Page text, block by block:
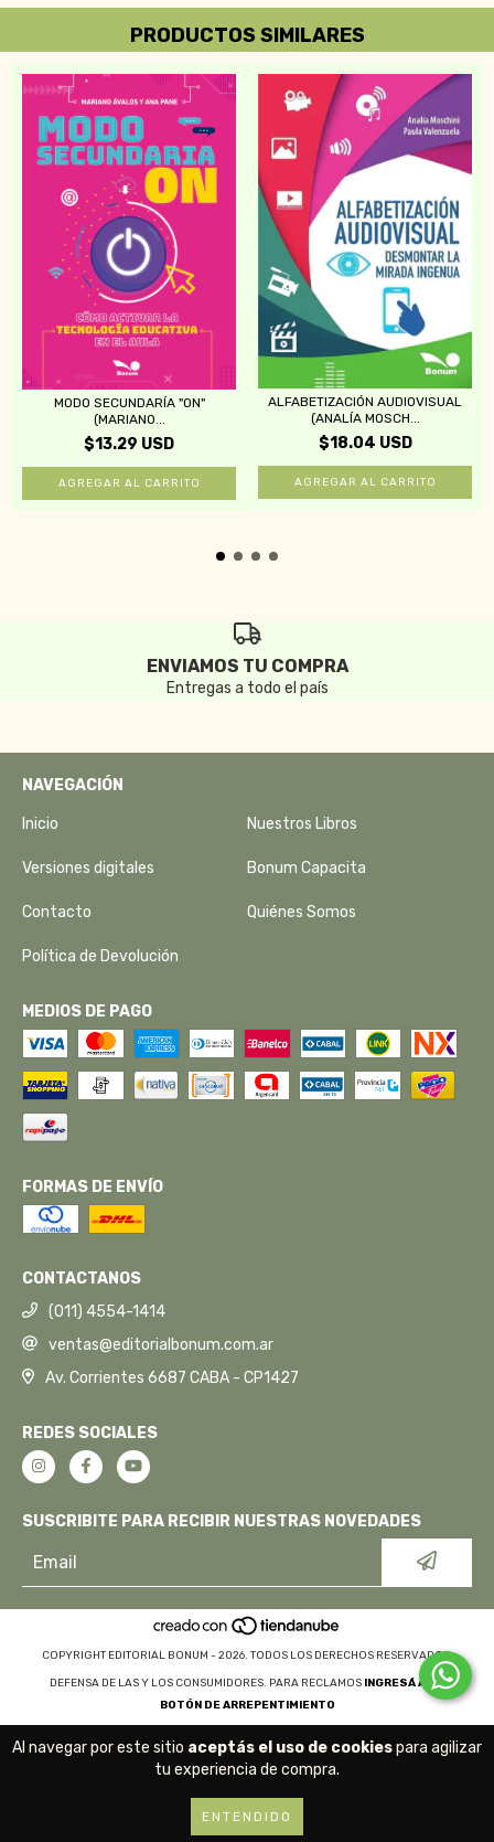
Al navegar por este sitio aceptás el uso de cookiespara agilizar
tu experiencia de compra.
ENTENDIDO
PRODUCTOS SIMILARES
MODO SECUNDARÍA "ON"
(MARIANO...
$13.29 USD
ALFABETIZACIÓN AUDIOVISUAL
(ANALÍA MOSCH...
$18.04 USD
ENVIAMOS TU COMPRA
Entregas a todo el país
NAVEGACIÓN
Inicio Nuestros Libros
Versiones digitales Bonum Capacita
Contacto Quiénes Somos
Política de Devolución
MEDIOS DE PAGO
FORMAS DE ENVÍO
CONTACTANOS
(011) 4554-1414
ventas@editorialbonum.com.ar
Av. Corrientes 6687 CABA - CP1427
REDES SOCIALES
SUSCRIBITE PARA RECIBIR NUESTRAS NOVEDADES
COPYRIGHT EDITORIAL BONUM - 2026. TODOS LOS DERECHOS RESERVADOS.
DEFENSA DE LAS Y LOS CONSUMIDORES. PARA RECLAMOS INGRESÁ ACÁ.
BOTÓN DE ARREPENTIMIENTO